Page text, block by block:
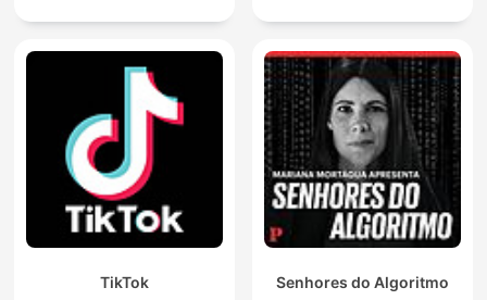
TikTok Senhores do Algoritmo